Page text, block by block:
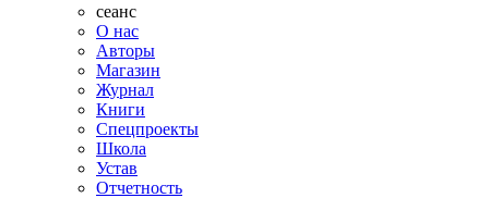
сеанс
О нас
Авторы
Магазин
Журнал
Книги
Спецпроекты
Школа
Устав
Отчетность